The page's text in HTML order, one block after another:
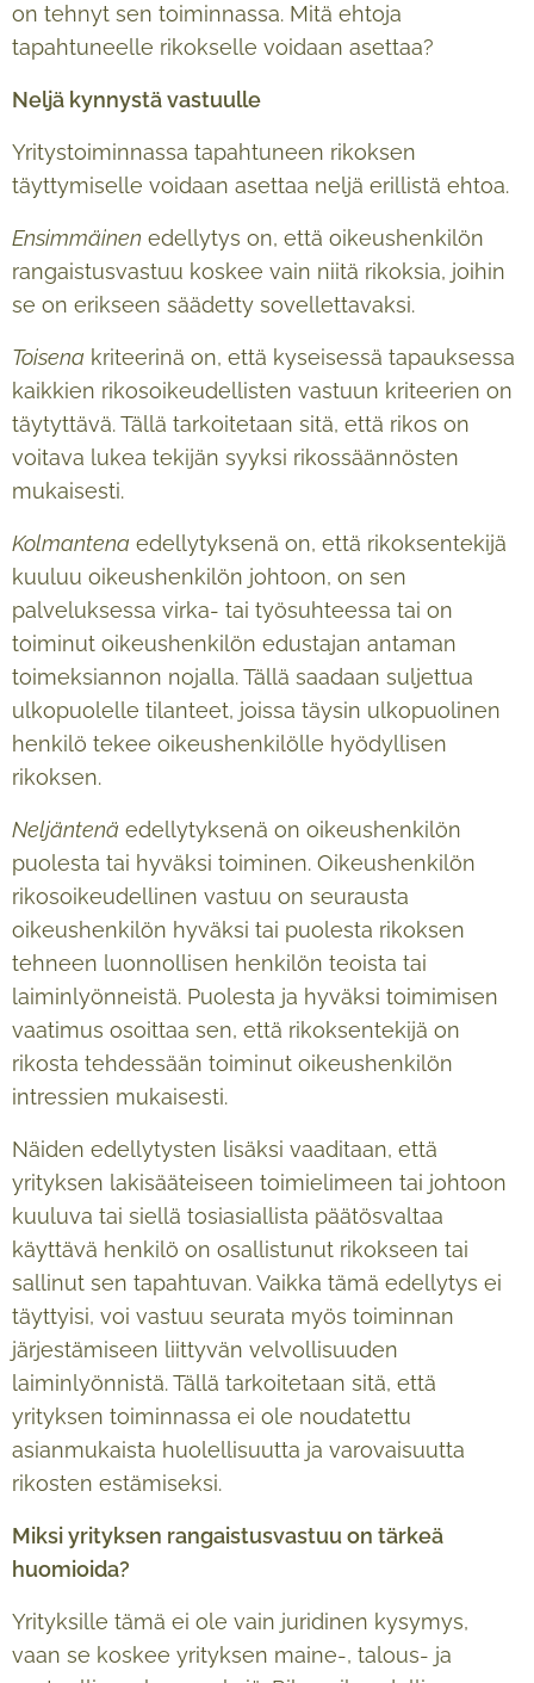
on tehnyt sen toiminnassa. Mitä ehtoja
tapahtuneelle rikokselle voidaan asettaa?
Neljä kynnystävastuulle
Yritystoiminnassa tapahtuneen rikoksen
täyttymiselle voidaan asettaa neljä erillistä ehtoa.
Ensimmäinen edellytys on, että oikeushenkilön
rangaistusvastuu koskee vain niitä rikoksia, joihin
se on erikseen säädetty sovellettavaksi.
Toisena kriteerinä on, että kyseisessä tapauksessa
kaikkien rikosoikeudellisten vastuun kriteerien on
täytyttävä. Tällä tarkoitetaan sitä, että rikos on
voitava lukea tekijän syyksi rikossäännösten
mukaisesti.
Kolmantena edellytyksenä on, että rikoksentekijä
kuuluu oikeushenkilön johtoon, on sen
palveluksessa virka- tai työsuhteessa tai on
toiminut oikeushenkilön edustajan antaman
toimeksiannon nojalla. Tällä saadaan suljettua
ulkopuolelle tilanteet, joissa täysin ulkopuolinen
henkilö tekee oikeushenkilölle hyödyllisen
rikoksen.
Neljäntenä edellytyksenä on oikeushenkilön
puolesta tai hyväksi toiminen. Oikeushenkilön
rikosoikeudellinen vastuu on seurausta
oikeushenkilön hyväksi tai puolesta rikoksen
tehneen luonnollisen henkilön teoista tai
laiminlyönneistä. Puolesta ja hyväksi toimimisen
vaatimus osoittaa sen, että rikoksentekijä on
rikosta tehdessään toiminut oikeushenkilön
intressien mukaisesti.
Näiden edellytysten lisäksi vaaditaan, että
yrityksen lakisääteiseen toimielimeen tai johtoon
kuuluva tai siellä tosiasiallista päätösvaltaa
käyttävä henkilö on osallistunut rikokseen tai
sallinut sen tapahtuvan. Vaikka tämä edellytys ei
täyttyisi, voi vastuu seurata myös toiminnan
järjestämiseen liittyvän velvollisuuden
laiminlyönnistä. Tällä tarkoitetaan sitä, että
yrityksen toiminnassa ei ole noudatettu
asianmukaista huolellisuutta ja varovaisuutta
rikosten estämiseksi.
Miksi yrityksen rangaistusvastuu on tärkeä
huomioida?
Yrityksille tämä ei ole vain juridinen kysymys,
vaan se koskee yrityksen maine-, talous- ja